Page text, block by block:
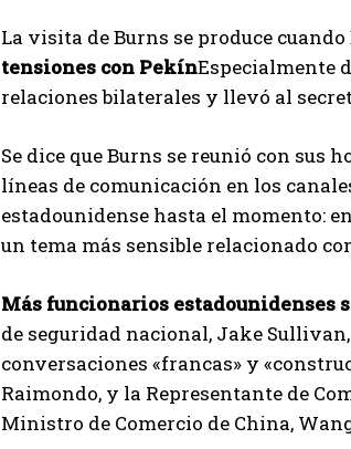
La visita de Burns se produce
tensiones con PekínEspecialmente
relaciones bilaterales y llevó al
Se dice que Burns se reunió con
líneas de comunicación en los
estadounidense hasta el momento:
un tema más sensible relacionado
Más funcionarios estadounidenses
de seguridad nacional, Jake
conversaciones «francas» y
Raimondo, y la Representante de
Ministro de Comercio de China,